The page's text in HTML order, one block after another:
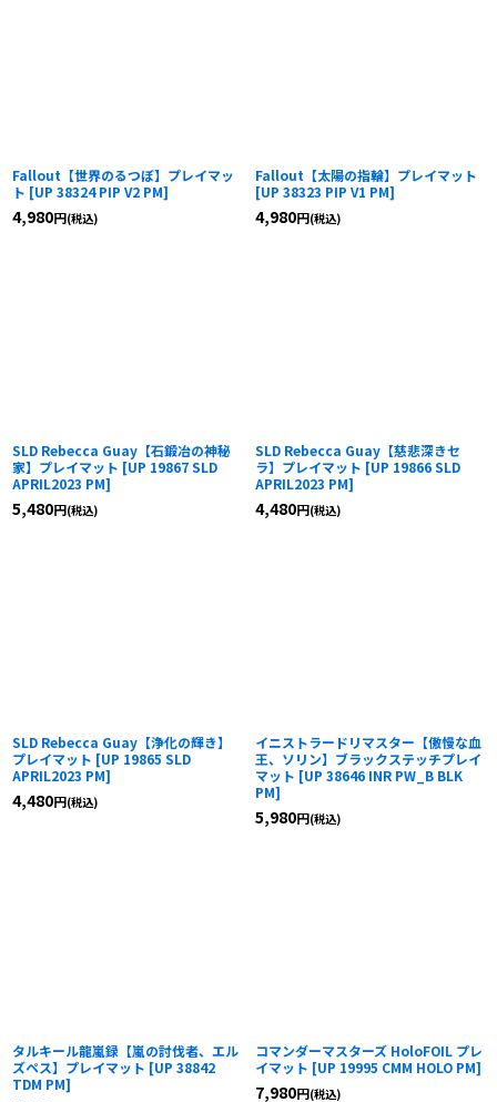
Fallout【世界のるつぼ】プレイマッ
ト [UP 38324 PIP V2 PM]
4,980円(税込)
Fallout【太陽の指輪】プレイマット
[UP 38323 PIP V1 PM]
4,980円(税込)
SLD Rebecca Guay【石鍛冶の神秘
家】プレイマット [UP 19867 SLD
APRIL2023 PM]
5,480円(税込)
SLD Rebecca Guay【慈悲深きセ
ラ】プレイマット [UP 19866 SLD
APRIL2023 PM]
4,480円(税込)
SLD Rebecca Guay【浄化の輝き】
プレイマット [UP 19865 SLD
APRIL2023 PM]
4,480円(税込)
イニストラードリマスター【傲慢な血
王、ソリン】ブラックステッチプレイ
マット [UP 38646 INR PW_B BLK
PM]
5,980円(税込)
タルキール龍嵐録【嵐の討伐者、エル
ズペス】プレイマット [UP 38842
TDM PM]
コマンダーマスターズ HoloFOIL プレ
イマット [UP 19995 CMM HOLO PM]
7,980円(税込)